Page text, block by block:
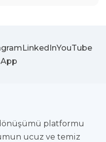
LinkedInYouTube
platformu
ucuz ve temiz